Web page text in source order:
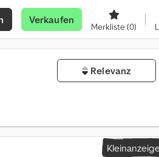
Verkaufen
Merkliste(0)
Relevanz